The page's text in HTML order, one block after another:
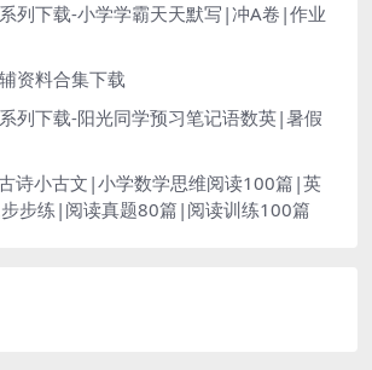
列下载-小学学霸天天默写|冲A卷|作业
资料合集下载
列下载-阳光同学预习笔记语数英|暑假
诗小古文|小学数学思维阅读100篇|英
步练|阅读真题80篇|阅读训练100篇